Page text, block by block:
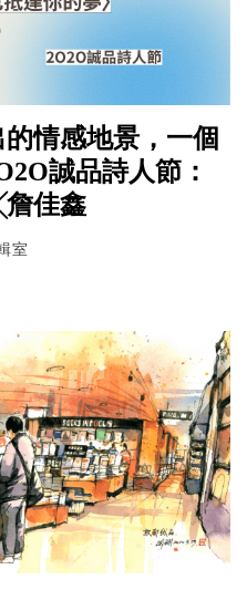
的情感地景，一個
誠品詩人節：
佳鑫
室